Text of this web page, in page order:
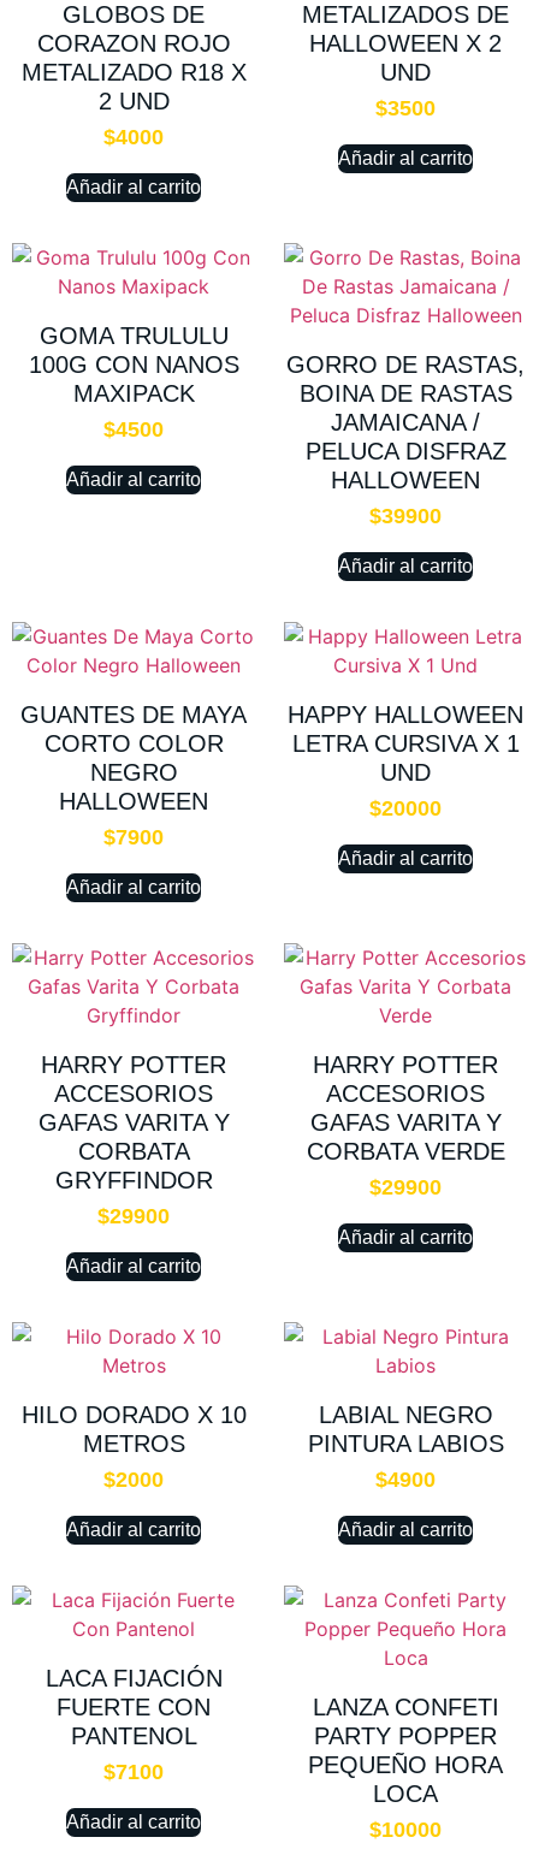
GLOBOS DE
CORAZON ROJO
METALIZADO R18 X
2 UND
$4000
Añadir al carrito
METALIZADOS DE
HALLOWEEN X 2
UND
$3500
Añadir al carrito
GOMA TRULULU
100G CON NANOS
MAXIPACK
$4500
Añadir al carrito
GORRO DE RASTAS,
BOINA DE RASTAS
JAMAICANA /
PELUCA DISFRAZ
HALLOWEEN
$39900
Añadir al carrito
GUANTES DE MAYA
CORTO COLOR
NEGRO
HALLOWEEN
$7900
Añadir al carrito
HAPPY HALLOWEEN
LETRA CURSIVA X 1
UND
$20000
Añadir al carrito
HARRY POTTER
ACCESORIOS
GAFAS VARITA Y
CORBATA
GRYFFINDOR
$29900
Añadir al carrito
HARRY POTTER
ACCESORIOS
GAFAS VARITA Y
CORBATA VERDE
$29900
Añadir al carrito
HILO DORADO X 10
METROS
$2000
Añadir al carrito
LABIAL NEGRO
PINTURA LABIOS
$4900
Añadir al carrito
LACA FIJACIÓN
FUERTE CON
PANTENOL
$7100
Añadir al carrito
LANZA CONFETI
PARTY POPPER
PEQUEÑO HORA
LOCA
$10000